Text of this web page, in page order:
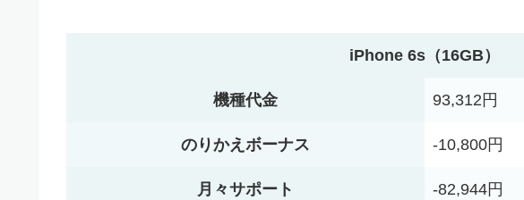
iPhone 6s（16GB）
機種代金 93,312円
のりかえボーナス -10,800円
月々サポート -82,944円